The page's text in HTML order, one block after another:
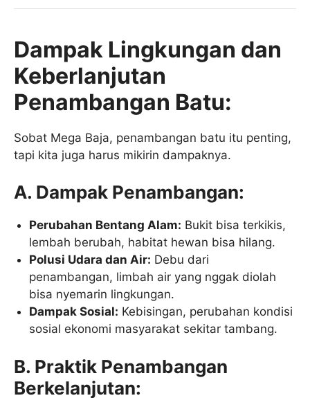
Dampak Lingkungan dan
Keberlanjutan
Penambangan Batu:
Sobat Mega Baja, penambangan batu itu penting,
tapi kita juga harus mikirin dampaknya.
A. Dampak Penambangan:
Perubahan Bentang Alam: Bukit bisa terkikis,
lembah berubah, habitat hewan bisa hilang.
Polusi Udara dan Air: Debu dari
penambangan, limbah air yang nggak diolah
bisa nyemarin lingkungan.
Dampak Sosial: Kebisingan, perubahan kondisi
sosial ekonomi masyarakat sekitar tambang.
B. Praktik Penambangan
Berkelanjutan: